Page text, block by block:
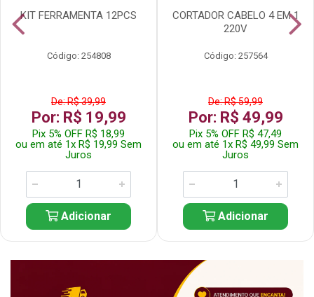
KIT FERRAMENTA 12PCS
Código: 254808
De: R$ 39,99
Por: R$ 19,99
Pix 5% OFF R$ 18,99
ou em até 1x R$ 19,99 Sem
Juros
Adicionar
CORTADOR CABELO 4 EM 1
220V
Código: 257564
De: R$ 59,99
Por: R$ 49,99
Pix 5% OFF R$ 47,49
ou em até 1x R$ 49,99 Sem
Juros
Adicionar